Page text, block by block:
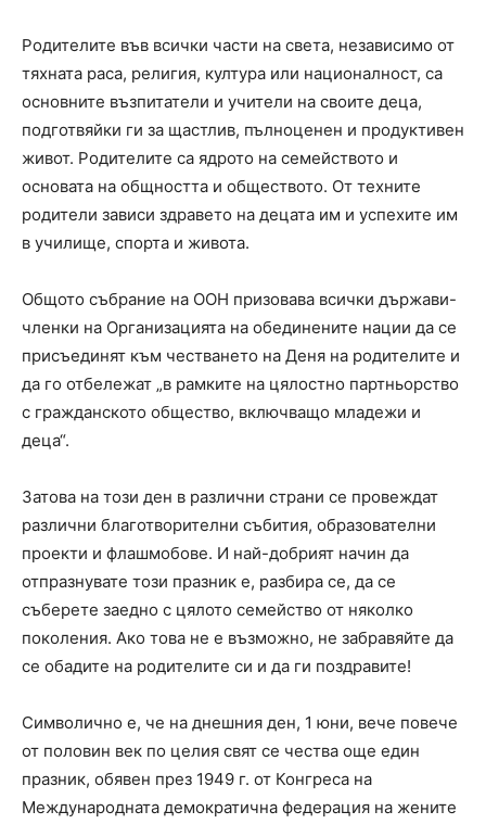
Родителите във всички части на света, независимо от
тяхната раса, религия, култура или националност, са
основните възпитатели и учители на своите деца,
подготвяйки ги за щастлив, пълноценен и продуктивен
живот. Родителите са ядрото на семейството и
основата на общността и обществото. От техните
родители зависи здравето на децата им и успехите им
в училище, спорта и живота.
Общото събрание на ООН призовава всички държави-
членки на Организацията на обединените нации да се
присъединят към честването на Деня на родителите и
да го отбележат „в рамките на цялостно партньорство
с гражданското общество, включващо младежи и
деца“.
Затова на този ден в различни страни се провеждат
различни благотворителни събития, образователни
проекти и флашмобове. И най-добрият начин да
отпразнувате този празник е, разбира се, да се
съберете заедно с цялото семейство от няколко
поколения. Ако това не е възможно, не забравяйте да
се обадите на родителите си и да ги поздравите!
Символично е, че на днешния ден, 1 юни, вече повече
от половин век по целия свят се чества още един
празник, обявен през 1949 г. от Конгреса на
Международната демократична федерация на жените